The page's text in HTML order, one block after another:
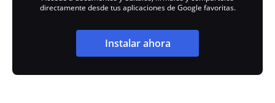
directamente desde tus aplicaciones de Google favoritas.
Instalar ahora